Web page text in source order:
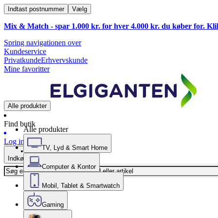
Indtast postnummer Vælg
Mix & Match - spar 1.000 kr. for hver 4.000 kr. du køber for.
Spring navigationen over
Kundeservice
PrivatkundeErhvervskunde
Mine favoritter
Alle produkter
Find butik
Log ind
Indkøbskurv
Alle produkter
TV, Lyd & Smart Home
Computer & Kontor
Mobil, Tablet & Smartwatch
Gaming